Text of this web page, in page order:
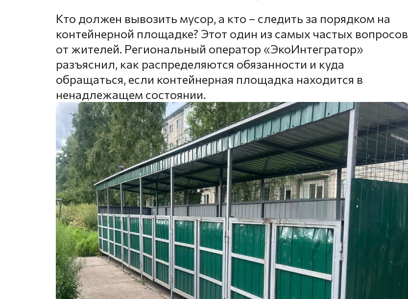
Кто должен вывозить мусор, а кто – следить за порядком на
контейнерной площадке? Этот один из самых частых вопросов
от жителей. Региональный оператор «ЭкоИнтегратор»
разъяснил, как распределяются обязанности и куда
обращаться, если контейнерная площадка находится в
ненадлежащем состоянии.